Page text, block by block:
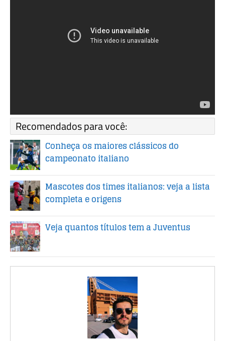
Recomendados para você:
Conheça os maiores clássicos do
campeonato italiano
Mascotes dos times italianos: veja a lista
completa e origens
Veja quantos títulos tem a Juventus